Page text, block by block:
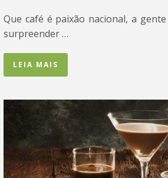
Que café é paixão nacional, a
surpreender …
LEIA MAIS